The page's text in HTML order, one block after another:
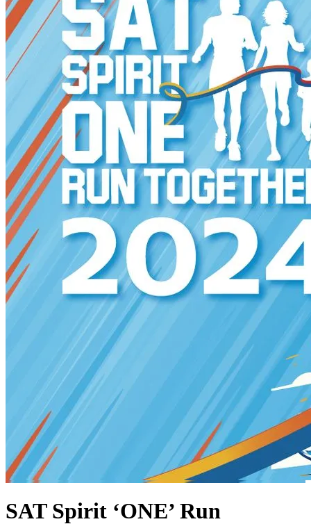
SAT Spirit ‘ONE’ Run